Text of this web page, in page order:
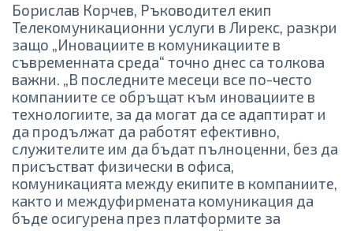
Борислав Корчев, Ръководител екип
Телекомуникационни услуги в Лирекс, разкри
защо „Иновациите в комуникациите в
съвременната среда“ точно днес са толкова
важни. „В последните месеци все по-често
компаниите се обръщат към иновациите в
технологиите, за да могат да се адаптират и
да продължат да работят ефективно,
служителите им да бъдат пълноценни, без да
присъстват физически в офиса,
комуникацията между екипите в компаниите,
както и междуфирмената комуникация да
бъде осигурена през платформите за